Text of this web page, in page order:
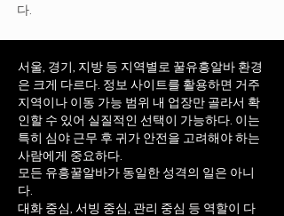
다.
서울, 경기, 지방 등 지역별로 꿀유흥알바 환경
은 크게 다르다. 정보 사이트를 활용하면 거주
지역이나 이동 가능 범위 내 업장만 골라서 확
인할 수 있어 실질적인 선택이 가능하다. 이는
특히 심야 근무 후 귀가 안전을 고려해야 하는
사람에게 중요하다.
모든 유흥꿀알바가 동일한 성격의 일은 아니
다.
대화 중심, 서빙 중심, 관리 중심 등 역할이 다